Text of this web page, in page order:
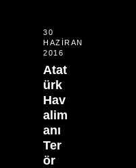
30
HAZIRAN
2016
Atat
ürk
Hav
alim
anı
Ter
ör